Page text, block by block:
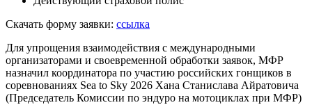
Скачать форму заявки: ссылка
Для упрощения взаимодействия с международными
организаторами и своевременной обработки заявок, МФР
назначил координатора по участию российских гонщиков в
соревнованиях Sea to Sky 2026 Хана Станислава Айратовича
(Председатель Комиссии по эндуро на мотоциклах при МФР)